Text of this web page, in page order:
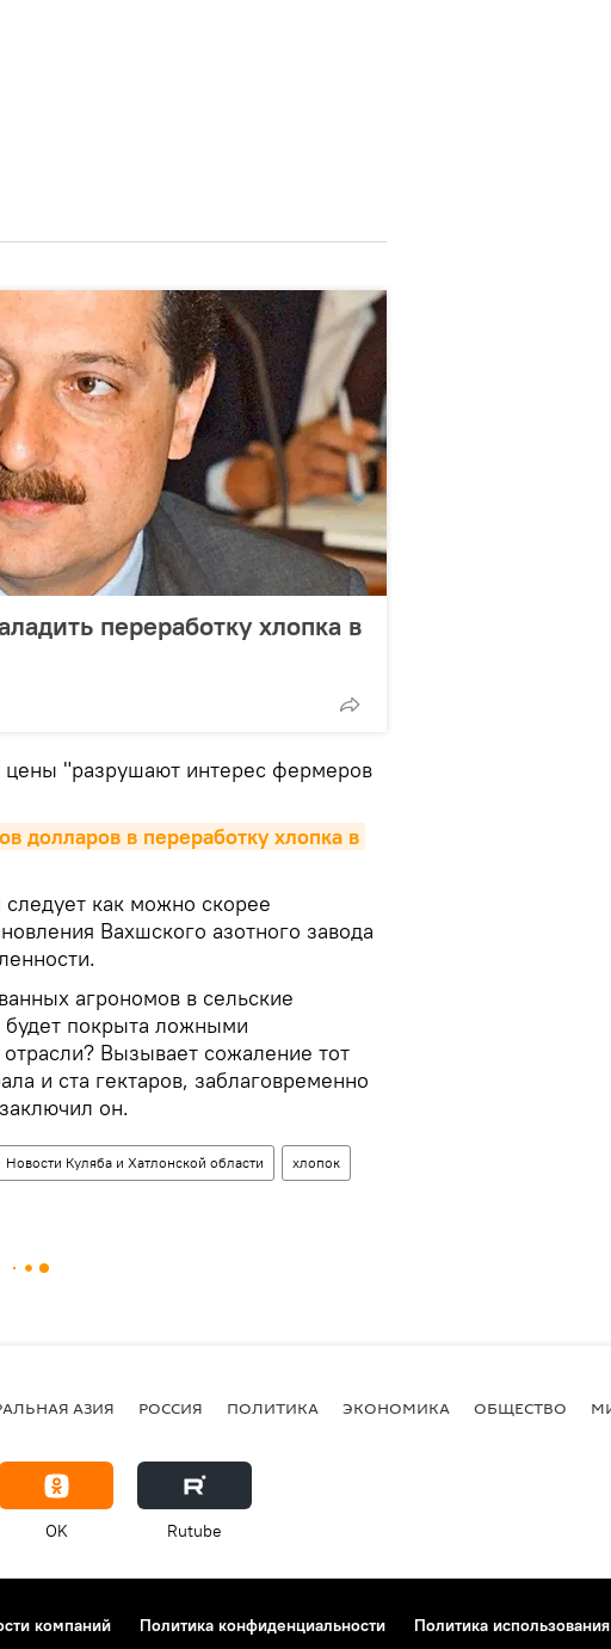
переработку хлопка в
"разрушают интерес фермеров
долларов в переработку хлопка в
следует как можно скорее
Вахшского азотного завода
агрономов в сельские
покрыта ложными
Вызывает сожаление тот
и ста гектаров, заблаговременно
он.
Новости Куляба и Хатлонской области хлопок
АЗИЯ РОССИЯ ПОЛИТИКА ЭКОНОМИКА ОБЩЕСТВО
OK Rutube
компаний Политика конфиденциальности
Политика